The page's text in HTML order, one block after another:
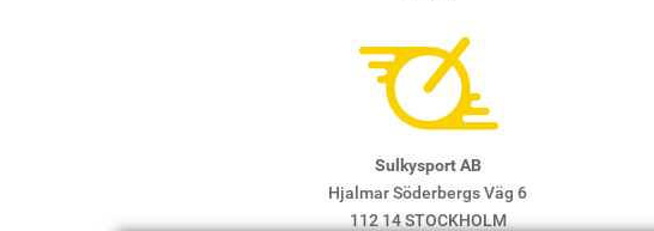
Sulkysport AB
Hjalmar Söderbergs Väg 6
112 14 STOCKHOLM